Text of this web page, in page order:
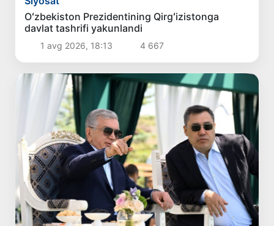
Oʻzbekiston Prezidentining Qirgʻizistonga
davlat tashrifi yakunlandi
1 avg 2026, 18:13 4 667